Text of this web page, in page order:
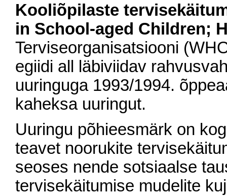
Kooliõpilaste
in School-aged Children;
Terviseorganisatsiooni
egiidi all läbiviidav
uuringuga 1993/1994.
kaheksa uuringut.
Uuringu põhieesmärk on
teavet noorukite
seoses nende sotsiaalse
tervisekäitumise mudelite